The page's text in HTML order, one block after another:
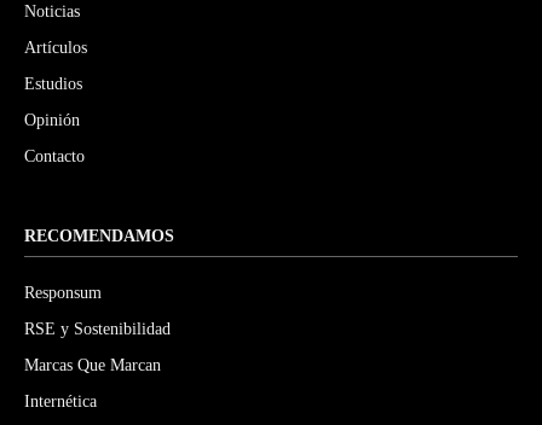
Noticias
Artículos
Estudios
Opinión
Contacto
RECOMENDAMOS
Responsum
RSE y Sostenibilidad
Marcas Que Marcan
Internética